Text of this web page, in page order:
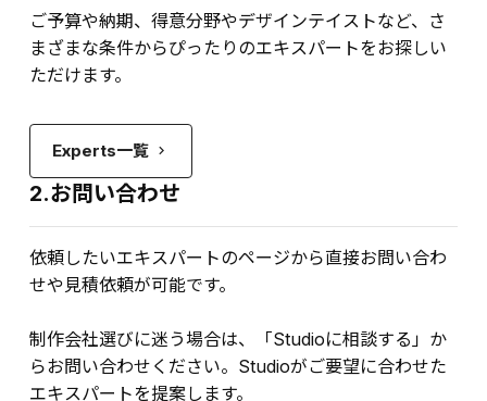
ご予算や納期、得意分野やデザインテイストなど、さ
まざまな条件からぴったりのエキスパートをお探しい
ただけます。
Experts一覧 keyboard_arrow_right
2.お問い合わせ
依頼したいエキスパートのページから直接お問い合わ
せや見積依頼が可能です。
制作会社選びに迷う場合は、「Studioに相談する」か
らお問い合わせください。Studioがご要望に合わせた
エキスパートを提案します。